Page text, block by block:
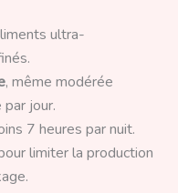
ultra-
, même modérée
jour.
7 heures par nuit.
limiter la production